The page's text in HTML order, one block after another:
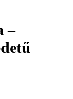
–